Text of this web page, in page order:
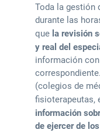
Toda la gestión
durante las
que la revisión
y real del
información
(colegios de
fisioterapeutas,
información
de ejercer de